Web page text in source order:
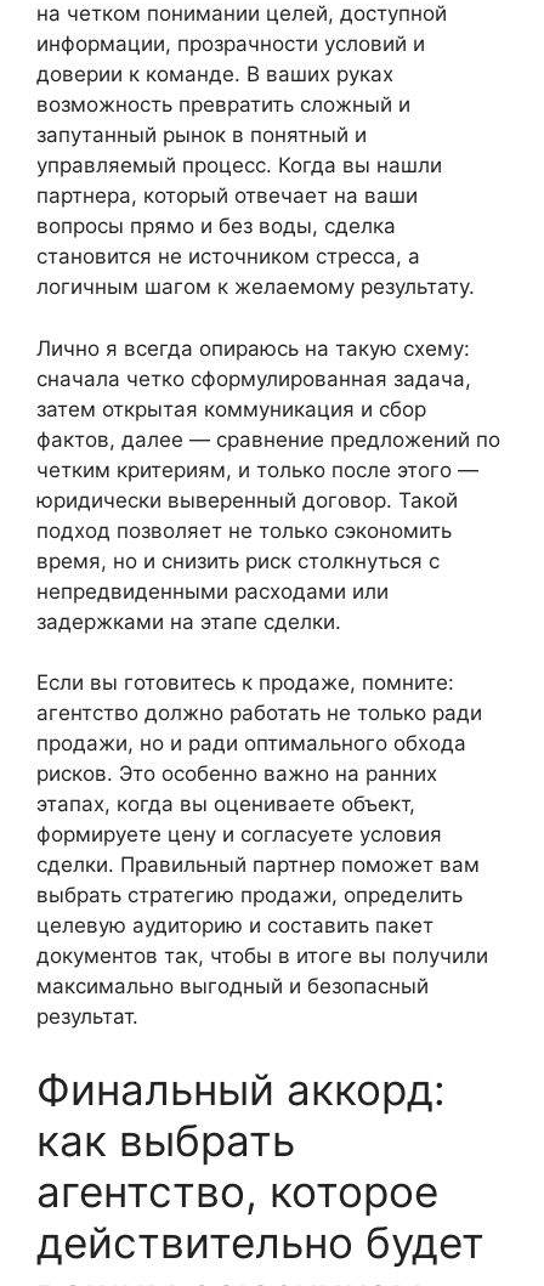
на четком понимании целей, доступной
информации, прозрачности условий и
доверии к команде. В ваших руках
возможность превратить сложный и
запутанный рынок в понятный и
управляемый процесс. Когда вы нашли
партнера, который отвечает на ваши
вопросы прямо и без воды, сделка
становится не источником стресса, а
логичным шагом к желаемому результату.
Лично я всегда опираюсь на такую схему:
сначала четко сформулированная задача,
затем открытая коммуникация и сбор
фактов, далее — сравнение предложений по
четким критериям, и только после этого —
юридически выверенный договор. Такой
подход позволяет не только сэкономить
время, но и снизить риск столкнуться с
непредвиденными расходами или
задержками на этапе сделки.
Если вы готовитесь к продаже, помните:
агентство должно работать не только ради
продажи, но и ради оптимального обхода
рисков. Это особенно важно на ранних
этапах, когда вы оцениваете объект,
формируете цену и согласуете условия
сделки. Правильный партнер поможет вам
выбрать стратегию продажи, определить
целевую аудиторию и составить пакет
документов так, чтобы в итоге вы получили
максимально выгодный и безопасный
результат.
Финальный аккорд:
как выбрать
агентство, которое
действительно будет